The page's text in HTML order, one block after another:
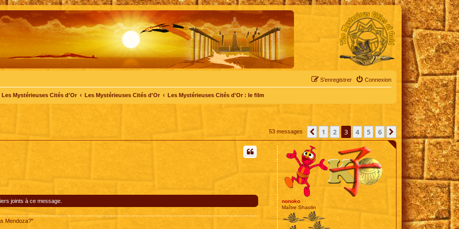
Connexion
S’enregistrer
Les Mystérieuses Cités d'Or Les Mystérieuses Cités d'Or Les Mystérieuses Cités d'Or : le film
53 messages Précédente
1 2 3 4 5 6 Suivante
nonoko
Maître Shaolin
joints à ce message.
Mendoza?"